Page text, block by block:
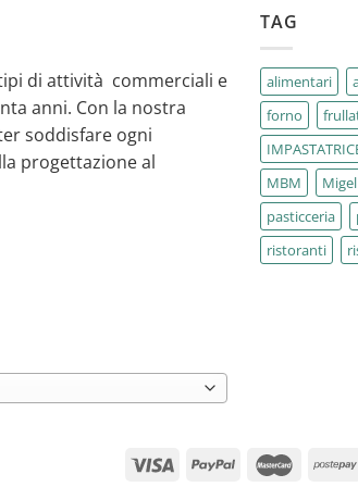
di attività commerciali e
anni. Con la nostra
soddisfare ogni
progettazione al
TAG
alimentari
forno
MBM
Migel
pasticceria
ristoranti